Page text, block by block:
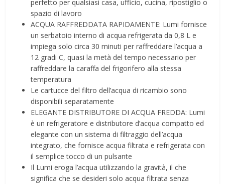
perfetto per qualsiasi casa, ufficio, cucina, ripostiglio o
spazio di lavoro
ACQUA RAFFREDDATA RAPIDAMENTE: Lumi fornisce
un serbatoio interno di acqua refrigerata da 0,8 L e
impiega solo circa 30 minuti per raffreddare l’acqua a
12 gradi C, quasi la metà del tempo necessario per
raffreddare la caraffa del frigorifero alla stessa
temperatura
Le cartucce del filtro dell’acqua di ricambio sono
disponibili separatamente
ELEGANTE DISTRIBUTORE DI ACQUA FREDDA: Lumi
è un refrigeratore e distributore d’acqua compatto ed
elegante con un sistema di filtraggio dell’acqua
integrato, che fornisce acqua filtrata e refrigerata con
il semplice tocco di un pulsante
Il Lumi eroga l’acqua utilizzando la gravità, il che
significa che se desideri solo acqua filtrata senza